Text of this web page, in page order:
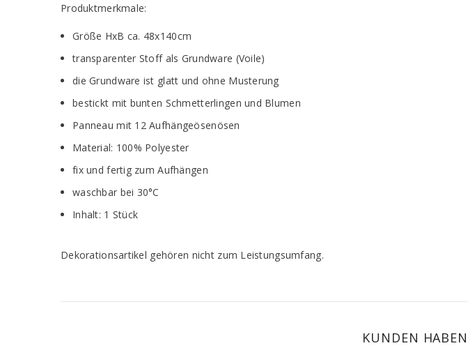
Produktmerkmale:
Größe HxB ca. 48x140cm
transparenter Stoff als Grundware (Voile)
die Grundware ist glatt und ohne Musterung
bestickt mit bunten Schmetterlingen und Blumen
Panneau mit 12 Aufhängeösenösen
Material: 100% Polyester
fix und fertig zum Aufhängen
waschbar bei 30°C
Inhalt: 1 Stück
Dekorationsartikel gehören nicht zum Leistungsumfang.
KUNDEN